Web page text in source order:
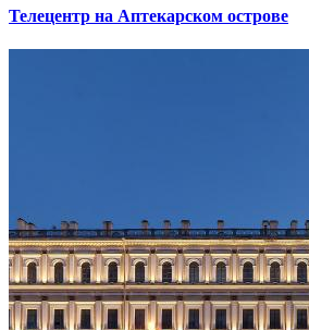
Телецентр на Аптекарском острове